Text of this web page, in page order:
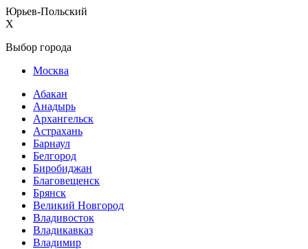
Юрьев-Польский
X
Выбор города
Москва
Абакан
Анадырь
Архангельск
Астрахань
Барнаул
Белгород
Биробиджан
Благовещенск
Брянск
Великий Новгород
Владивосток
Владикавказ
Владимир